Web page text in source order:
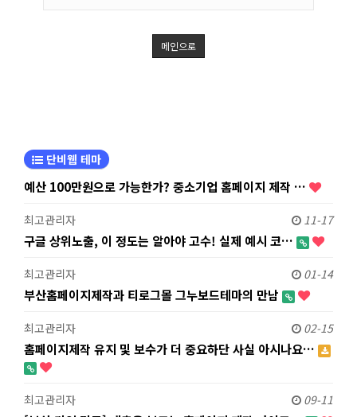
메인으로
단비웹 테마
예산 100만원으로 가능한가? 중소기업 홈페이지 제작 …
최고관리자 11-17
구글 상위노출, 이 정도는 알아야 고수! 실제 예시 코…
최고관리자 01-14
부산홈페이지제작과 티로그몰 그누보드테마의 만남
최고관리자 02-15
홈페이지제작 유지 및 보수가 더 중요하단 사실 아시나요…
최고관리자 09-11